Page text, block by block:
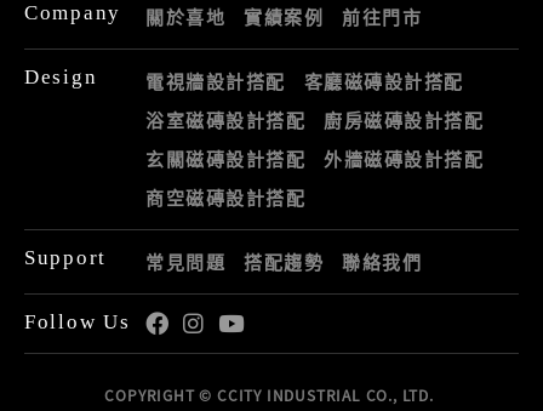
Company 關於喜地 實績案例 前往門市
Design 電視牆設計搭配
客廳磁磚設計搭配
浴室磁磚設計搭配
廚房磁磚設計搭配
玄關磁磚設計搭配
外牆磁磚設計搭配
商空磁磚設計搭配
Support 常見問題 搭配趨勢 聯絡我們
Follow Us
COPYRIGHT © CCITY INDUSTRIAL CO., LTD.